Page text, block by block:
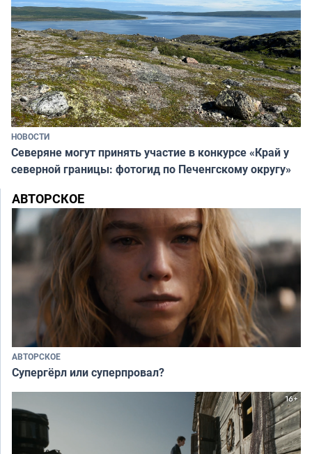
НОВОСТИ
Северяне могут принять участие в конкурсе «Край у
северной границы: фотогид по Печенгскому округу»
АВТОРСКОЕ
АВТОРСКОЕ
Супергёрл или суперпровал?